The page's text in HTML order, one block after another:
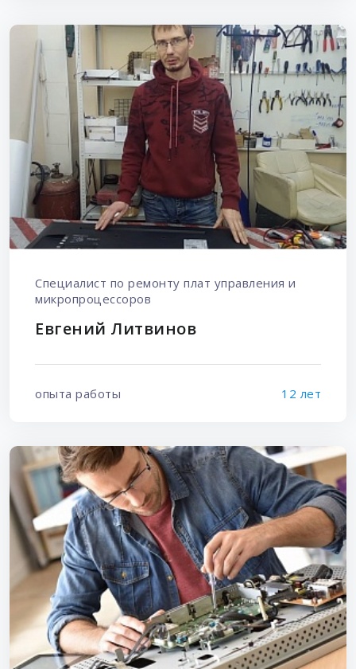
Специалист по ремонту плат управления и
микропроцессоров
Евгений Литвинов
опыта работы 12 лет